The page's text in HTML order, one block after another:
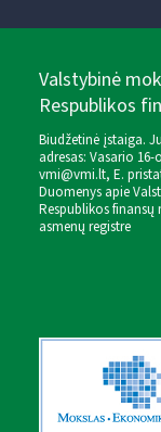
Valstybinė
Respublikos
Biudžetinė įstaiga.
adresas: Vasario
vmi@vmi.lt, E.
Duomenys apie
Respublikos
asmenų registre